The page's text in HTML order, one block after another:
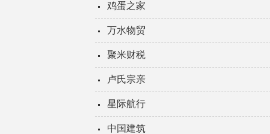
鸡蛋之家
万水物贸
聚米财税
卢氏宗亲
星际航行
中国建筑